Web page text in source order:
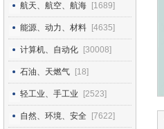
航天、航空、航海 [1689]
能源、动力、材料 [4635]
计算机、自动化 [30008]
石油、天燃气 [18]
轻工业、手工业 [2523]
自然、环境、安全 [7622]